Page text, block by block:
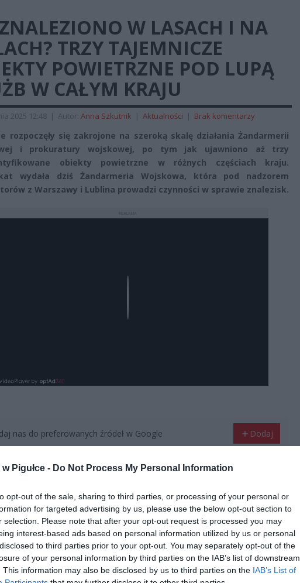
Pigułce - Do Not Process My Personal Information
opt-out of the sale, sharing to third parties, or processing of your personal or
for targeted advertising by us, please use the below opt-out section to
selection. Please note that after your opt-out request is processed you may
interest-based ads based on personal information utilized by us or personal
to third parties prior to your opt-out. You may separately opt-out of the
of your personal information by third parties on the IAB’s list of downstream
This information may also be disclosed by us to third parties on the IAB’s List of
W LASACH I NA
TRZY TAJEMNICZE
POWIETRZNE POD LUPĄ
W CAŁYM KRAJU
2025 12:48 | Autor: Anna Szkutnik | Aktualności | Brak komentarzy
rozpoczęły się zakrojone na szeroką skalę działania Żandarmerii
i prokuratury wojskowej, po tym jak ujawniono aż trzy
obiekty powietrzne w różnych częściach kraju.
wydała dziś Żandarmeria Wojskowa, która pod nadzorem
z Warszawy i Lublina prowadzi czynności w sprawie znalezisk.
nas do preferowanych źródeł w Google Dodaj